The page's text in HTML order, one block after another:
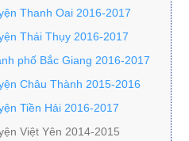
Thanh Oai 2016-2017
Thái Thụy 2016-2017
phố Bắc Giang 2016-2017
Châu Thành 2015-2016
Tiền Hải 2016-2017
Việt Yên 2014-2015